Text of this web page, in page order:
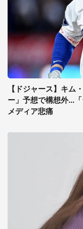
【ドジャース】キム
ー」予想で構想外...
メディア悲痛